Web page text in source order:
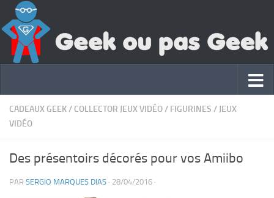
CADEAUX GEEK/ COLLECTOR JEUX VIDÉO/ FIGURINES / JEUX
VIDÉO
Des présentoirs décorés pour vos Amiibo
PAR SERGIO MARQUES DIAS · 28/04/2016 ·